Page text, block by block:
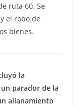
ruta 60. Se
el robo de
bienes.
la
parador de la
allanamiento